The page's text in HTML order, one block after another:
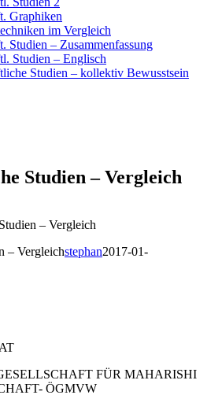
Graphiken
im Vergleich
Studien – Zusammenfassung
Studien – Englisch
Studien – kollektiv Bewusstsein
Studien – Vergleich
– Vergleich
– Vergleichstephan2017-01-
FÜR MAHARISHI
ÖGMVW